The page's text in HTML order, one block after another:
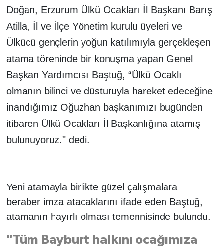
Doğan, Erzurum Ülkü Ocakları İl Başkanı Barış
Atilla, İl ve İlçe Yönetim kurulu üyeleri ve
Ülkücü gençlerin yoğun katılımıyla gerçekleşen
atama töreninde bir konuşma yapan Genel
Başkan Yardımcısı Baştuğ, “Ülkü Ocaklı
olmanın bilinci ve düsturuyla hareket edeceğine
inandığımız Oğuzhan başkanımızı bugünden
itibaren Ülkü Ocakları İl Başkanlığına atamış
bulunuyoruz." dedi.
Yeni atamayla birlikte güzel çalışmalara
beraber imza atacaklarını ifade eden Baştuğ,
atamanın hayırlı olması temennisinde bulundu.
"Tüm Bayburt halkını ocağımıza